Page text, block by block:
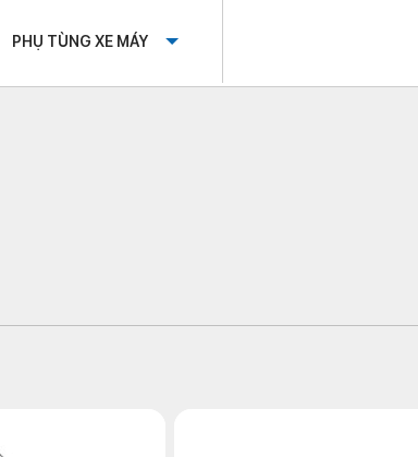
PHỤ TÙNG XE MÁY